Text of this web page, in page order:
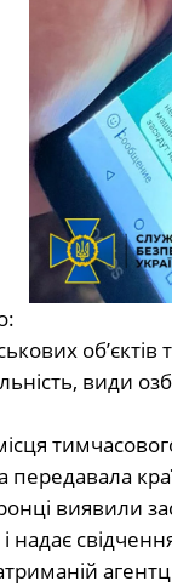
об’єктів
види
передавала
виявили
надає